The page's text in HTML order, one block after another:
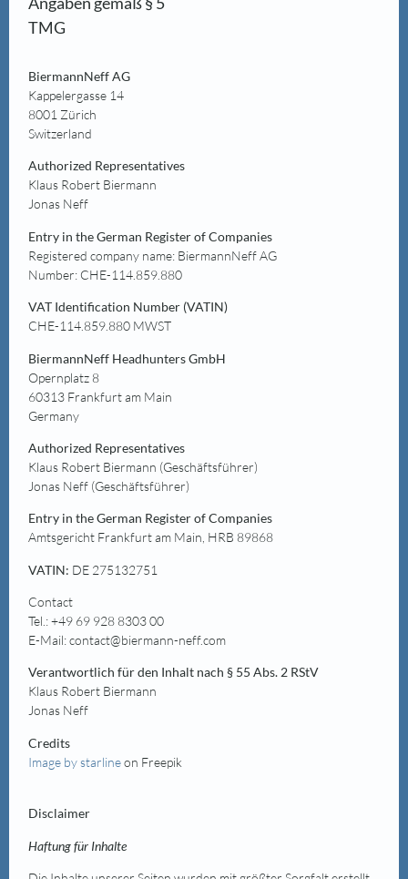
TMG
BiermannNeff AG
Kappelergasse 14
8001 Zürich
Switzerland
Authorized Representatives
Klaus Robert Biermann
Jonas Neff
Entry in the German Register of Companies
Registered company name: BiermannNeff AG
Number: CHE-114.859.880
VAT Identification Number (VATIN)
CHE-114.859.880 MWST
BiermannNeff Headhunters GmbH
Opernplatz 8
60313 Frankfurt am Main
Germany
Authorized Representatives
Klaus Robert Biermann (Geschäftsführer)
Jonas Neff (Geschäftsführer)
Entry in the German Register of Companies
Amtsgericht Frankfurt am Main, HRB 89868
VATIN: DE 275132751
Contact
Tel.: +49 69 928 8303 00
E-Mail: contact@biermann-neff.com
Verantwortlich für den Inhalt nach § 55 Abs. 2 RStV
Klaus Robert Biermann
Jonas Neff
Credits
Image by starlineon Freepik
Disclaimer
Haftung für Inhalte